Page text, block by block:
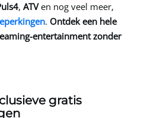
, ATVen nog veel meer,
. Ontdek een hele
entertainment zonder
gratis